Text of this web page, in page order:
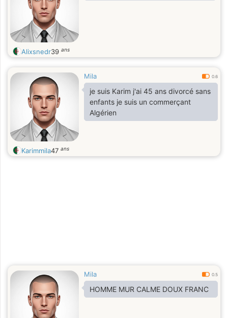
Alixsnedr39 ans
Mila 0.6
je suis Karim j'ai 45 ans divorcé sans
enfants je suis un commerçant
Algérien
Karimmila47 ans
Mila 0.5
HOMME MUR CALME DOUX FRANC